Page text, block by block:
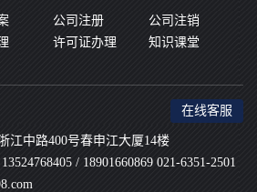
公司注册
公司注销
许可证办理
知识课堂
在线客服
江中路400号春申江大厦14楼
/ 18901660869 021-6351-2501